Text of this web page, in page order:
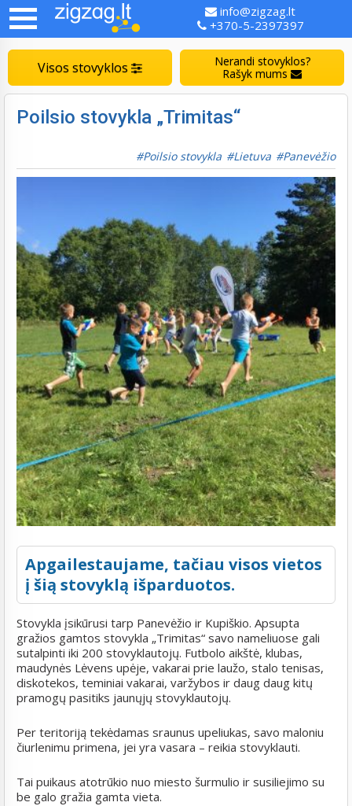
info@zigzag.lt
+370-5-2397397
Visos stovyklos
Nerandi stovyklos?
Rašyk mums
Poilsio stovykla „Trimitas“
Poilsio stovykla Lietuva Panevėžio
Apgailestaujame, tačiau visos vietos
į šią stovyklą išparduotos.
Stovykla įsikūrusi tarp Panevėžio ir Kupiškio. Apsupta
gražios gamtos stovykla „Trimitas“ savo nameliuose gali
sutalpinti iki 200 stovyklautojų. Futbolo aikštė, klubas,
maudynės Lėvens upėje, vakarai prie laužo, stalo tenisas,
diskotekos, teminiai vakarai, varžybos ir daug daug kitų
pramogų pasitiks jaunųjų stovyklautojų.
Per teritoriją tekėdamas sraunus upeliukas, savo maloniu
čiurlenimu primena, jei yra vasara – reikia stovyklauti.
Tai puikaus atotrūkio nuo miesto šurmulio ir susiliejimo su
be galo gražia gamta vieta.